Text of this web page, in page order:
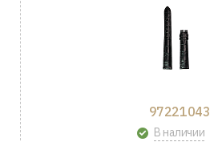
97221043
В наличии